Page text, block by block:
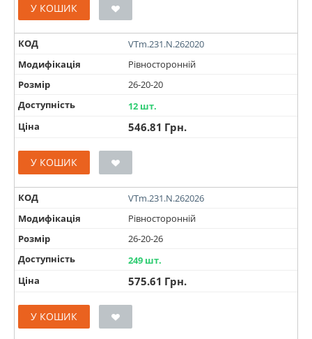
У КОШИК
КОД
VTm.231.N.262020
Модифікація
Рівносторонній
Розмір
26-20-20
Доступність
12 шт.
Ціна
546.81 Грн.
У КОШИК
КОД
VTm.231.N.262026
Модифікація
Рівносторонній
Розмір
26-20-26
Доступність
249 шт.
Ціна
575.61 Грн.
У КОШИК